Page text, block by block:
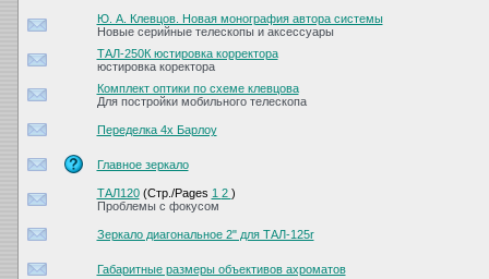
Ю. А. Клевцов. Новая монография автора системы
Новые серийные телескопы и аксессуары
ТАЛ-250К юстировка корректора
юстировка коректора
Комплект оптики по схеме клевцова
Для постройки мобильного телескопа
Переделка 4х Барлоу
Главное зеркало
ТАЛ120 (Стр./Pages 1 2 )
Проблемы с фокусом
Зеркало диагональное 2" для ТАЛ-125r
Габаритные размеры объективов ахроматов